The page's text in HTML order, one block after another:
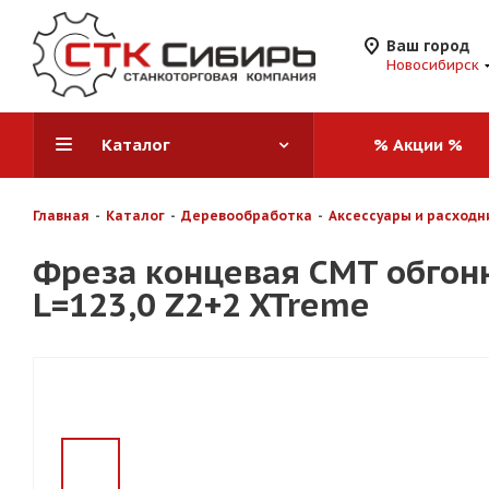
Ваш город
Новосибирск
Каталог % Акции %
Главная - Каталог - Деревообработка - Аксессуары и
Фреза концевая CMT
L=123,0 Z2+2 XTreme